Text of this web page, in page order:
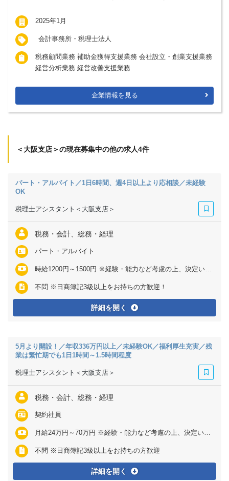
2025年1月
会計事務所・税理士法人
税務顧問業務 補助金獲得支援業務 会社設立・創業支援業務
経営分析業務 経営改善支援業務
企業情報を見る
＜大阪支店＞の現在募集中の他の求人4件
パート・アルバイト／1日6時間、週4日以上より応相談／未経験
OK
税理士アシスタント＜大阪支店＞
税務・会計、総務・経理
パート・アルバイト
時給1200円～1500円 ※経験・能力など考慮の上、決定いたします
不問 ※日商簿記3級以上をお持ちの方歓迎！
詳細を開く
5月より開設！／年収336万円以上／未経験OK／福利厚生充実／残
業は繁忙期でも1日1時間～1.5時間程度
税理士アシスタント＜大阪支店＞
税務・会計、総務・経理
契約社員
月給24万円～70万円 ※経験・能力など考慮の上、決定いたします ※上記に固定残業代（月25～40時間分＝3万8810円～16万6667円）を含む ※超過分は別途全額支給
不問 ※日商簿記3級以上をお持ちの方歓迎
詳細を開く